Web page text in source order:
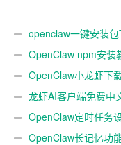
openclaw一键安装
基础OpenClaw npm安装
OpenClaw小龙虾下
龙虾AI客户端免费中
大模型3分钟实测
OpenClaw定时任务
OpenClaw长记忆功